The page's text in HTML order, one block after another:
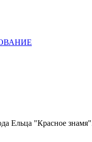
Ельца "Красное